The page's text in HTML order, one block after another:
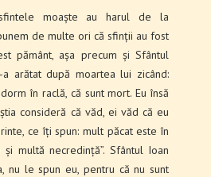
moaște au harul de la
de multe ori că sfinții au fost
pământ, așa precum și Sfântul
arătat după moartea lui zicând:
în raclă, că sunt mort. Eu însă
consideră că văd, ei văd că eu
ce îți spun: mult păcat este în
multă necredință”. Sfântul Ioan
nu le spun eu, pentru că nu sunt